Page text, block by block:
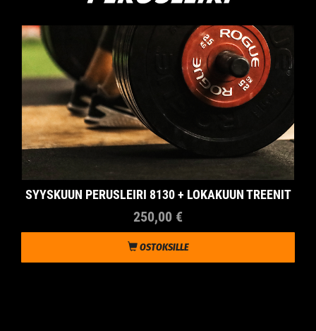
SYYSKUUN PERUSLEIRI 8130 + LOKAKUUN TREENIT
250,00 €
OSTOKSILLE